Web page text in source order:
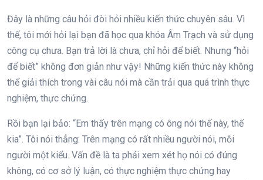
Đây là những câu hỏi đòi hỏi nhiều kiến thức chuyên sâu. Vì
thế, tôi mới hỏi lại bạn đã học qua khóa Âm Trạch và sử dụng
công cụ chưa. Bạn trả lời là chưa, chỉ hỏi để biết. Nhưng “hỏi
để biết” không đơn giản như vậy! Những kiến thức này không
thể giải thích trong vài câu nói mà cần trải qua quá trình thực
nghiệm, thực chứng.
Rồi bạn lại bảo: “Em thấy trên mạng có ông nói thế này, thế
kia”. Tôi nói thẳng: Trên mạng có rất nhiều người nói, mỗi
người một kiểu. Vấn đề là ta phải xem xét họ nói có đúng
không, có cơ sở lý luận, có thực nghiệm thực chứng hay